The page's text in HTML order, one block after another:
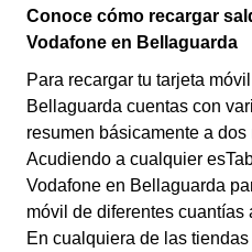
Conoce cómo recargar
Vodafone en Bellaguarda
Para recargar tu tarjeta
Bellaguarda cuentas con
resumen básicamente a
Acudiendo a cualquier
Vodafone en Bellaguarda
móvil de diferentes cuantías
En cualquiera de las